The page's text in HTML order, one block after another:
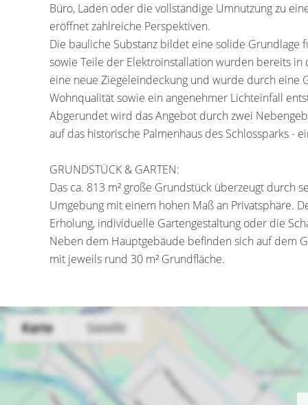
Büro, Laden oder die vollständige Umnutzung zu
eröffnet zahlreiche Perspektiven.
Die bauliche Substanz bildet eine solide Grundlage
sowie Teile der Elektroinstallation wurden bereits in
eine neue Ziegeleindeckung und wurde durch eine
Wohnqualität sowie ein angenehmer Lichteinfall
Abgerundet wird das Angebot durch zwei
auf das historische Palmenhaus des Schlossparks -
GRUNDSTÜCK & GARTEN:
Das ca. 813 m² große Grundstück überzeugt durch
Umgebung mit einem hohen Maß an Privatsphäre.
Erholung, individuelle Gartengestaltung oder die
Neben dem Hauptgebäude befinden sich auf dem
mit jeweils rund 30 m² Grundfläche.